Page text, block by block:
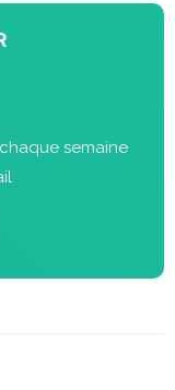
semaine